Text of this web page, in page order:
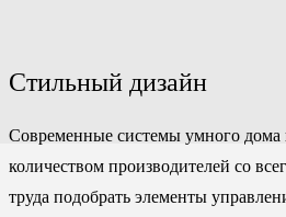
Стильный дизайн
Современные системы умного
количеством производителей со
труда подобрать элементы